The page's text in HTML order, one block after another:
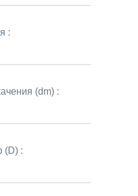
:
(dm) :
(D) :